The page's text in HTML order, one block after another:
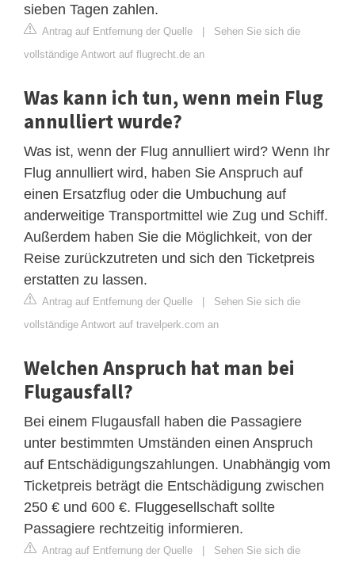
sieben Tagen zahlen.
Antrag auf Entfernung der Quelle | Sehen Sie sich die
vollständige Antwort auf flugrecht.de an
Was kann ich tun, wenn mein Flug
annulliert wurde?
Was ist, wenn der Flug annulliert wird? Wenn Ihr
Flug annulliert wird, haben Sie Anspruch auf
einen Ersatzflug oder die Umbuchung auf
anderweitige Transportmittel wie Zug und Schiff.
Außerdem haben Sie die Möglichkeit, von der
Reise zurückzutreten und sich den Ticketpreis
erstatten zu lassen.
Antrag auf Entfernung der Quelle | Sehen Sie sich die
vollständige Antwort auf travelperk.com an
Welchen Anspruch hat man bei
Flugausfall?
Bei einem Flugausfall haben die Passagiere
unter bestimmten Umständen einen Anspruch
auf Entschädigungszahlungen. Unabhängig vom
Ticketpreis beträgt die Entschädigung zwischen
250 € und 600 €. Fluggesellschaft sollte
Passagiere rechtzeitig informieren.
Antrag auf Entfernung der Quelle | Sehen Sie sich die